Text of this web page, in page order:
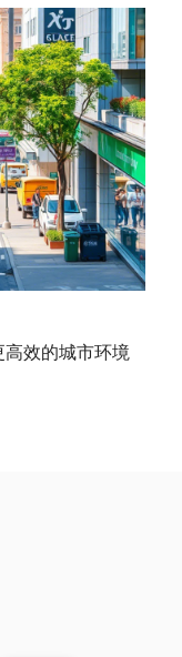
效的城市环境